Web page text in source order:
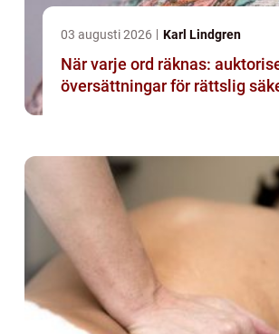
03 augusti 2026 Karl Lindgren
När varje ord räknas:
översättningar för rättslig